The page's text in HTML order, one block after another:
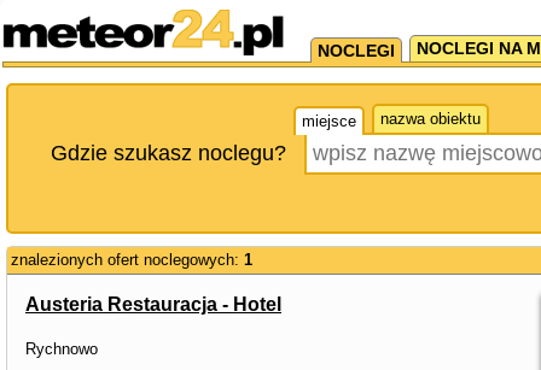
NOCLEGI NOCLEGI NA
miejsce nazwa obiektu
Gdzie szukasz noclegu?
znalezionych ofert noclegowych: 1
Austeria Restauracja - Hotel
Rychnowo